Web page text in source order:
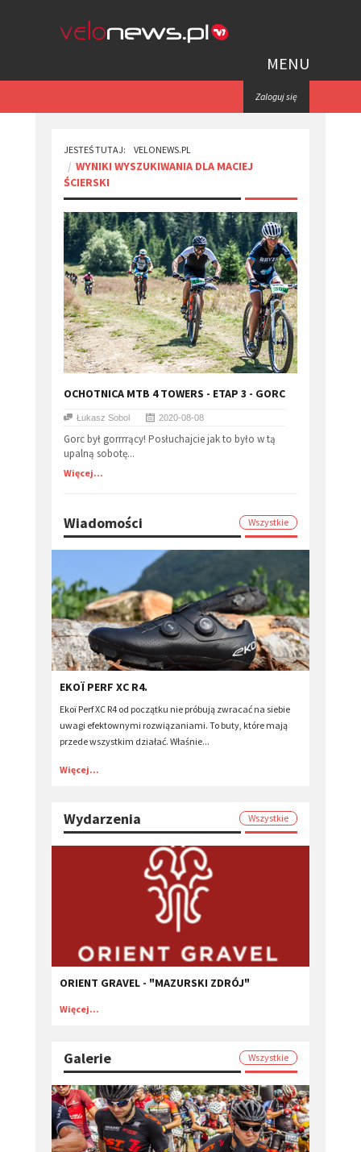
MENU
Zaloguj się
JESTEŚ TUTAJ: VELONEWS.PL
WYNIKI WYSZUKIWANIA DLA MACIEJ
ŚCIERSKI
OCHOTNICA MTB 4 TOWERS - ETAP 3 - GORC
Łukasz Sobol 2020-08-08
Gorc był gorrrrący! Posłuchajcie jak to było w tą
upalną sobotę...
Więcej...
Wiadomości Wszystkie
EKOÏ PERF XC R4.
Ekoï Perf XC R4 od początku nie próbują zwracać na siebie
uwagi efektownymi rozwiązaniami. To buty, które mają
przede wszystkim działać. Właśnie...
Więcej...
Wydarzenia Wszystkie
ORIENT GRAVEL - "MAZURSKI ZDRÓJ"
Więcej...
Galerie Wszystkie